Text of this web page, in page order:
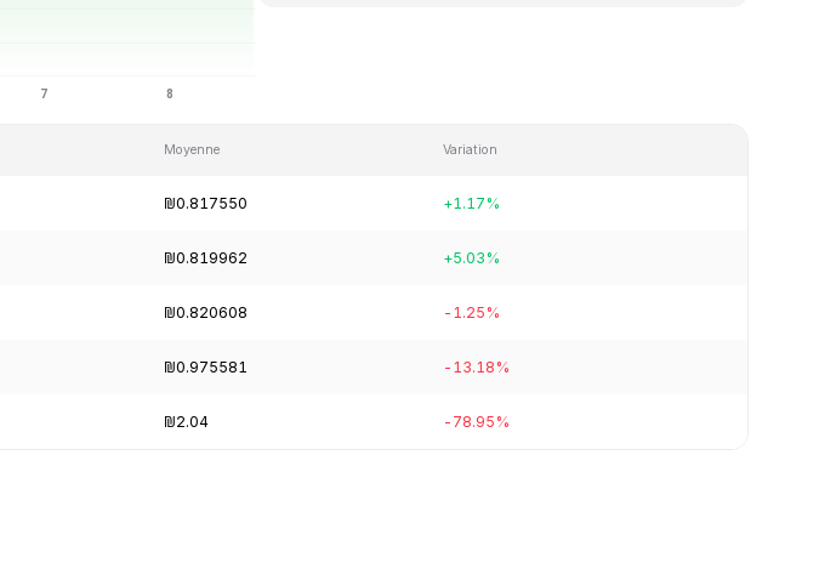
Moyenne Variation
₪0.817550 +1.17%
₪0.819962 +5.03%
₪0.820608 -1.25%
₪0.975581 -13.18%
₪2.04 -78.95%